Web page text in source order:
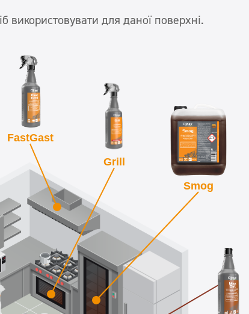
використовувати для даної поверхні.
Grill
FastGast
Smog